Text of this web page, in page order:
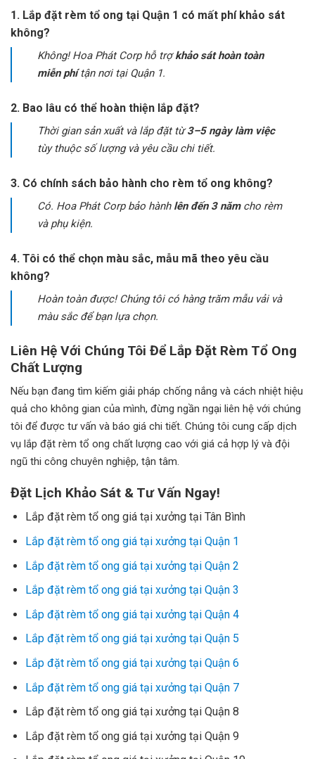
1. Lắp đặt rèm tổ ong tại Quận 1 có mất phí khảo sát
không?
Không! Hoa Phát Corp hỗ trợkhảo sát hoàn toàn
miễn phítận nơi tại Quận 1.
2. Bao lâu có thể hoàn thiện lắp đặt?
Thời gian sản xuất và lắp đặt từ3–5 ngày làm việc
tùy thuộc số lượng và yêu cầu chi tiết.
3. Có chính sách bảo hành cho rèm tổ ong không?
Có. Hoa Phát Corp bảo hành lên đến 3 nămcho rèm
và phụ kiện.
4. Tôi có thể chọn màu sắc, mẫu mã theo yêu cầu
không?
Hoàn toàn được! Chúng tôi có hàng trăm mẫu vải và
màu sắc để bạn lựa chọn.
Liên Hệ Với Chúng Tôi Để Lắp Đặt Rèm Tổ Ong
Chất Lượng
Nếu bạn đang tìm kiếm giải pháp chống nắng và cách nhiệt hiệu
quả cho không gian của mình, đừng ngần ngại liên hệ với chúng
tôi để được tư vấn và báo giá chi tiết. Chúng tôi cung cấp dịch
vụ lắp đặt rèm tổ ong chất lượng cao với giá cả hợp lý và đội
ngũ thi công chuyên nghiệp, tận tâm.
Đặt Lịch Khảo Sát & Tư Vấn Ngay!
Lắp đặt rèm tổ ong giá tại xưởng tại Tân Bình
Lắp đặt rèm tổ ong giá tại xưởng tại Quận 1
Lắp đặt rèm tổ ong giá tại xưởng tại Quận 2
Lắp đặt rèm tổ ong giá tại xưởng tại Quận 3
Lắp đặt rèm tổ ong giá tại xưởng tại Quận 4
Lắp đặt rèm tổ ong giá tại xưởng tại Quận 5
Lắp đặt rèm tổ ong giá tại xưởng tại Quận 6
Lắp đặt rèm tổ ong giá tại xưởng tại Quận 7
Lắp đặt rèm tổ ong giá tại xưởng tại Quận 8
Lắp đặt rèm tổ ong giá tại xưởng tại Quận 9